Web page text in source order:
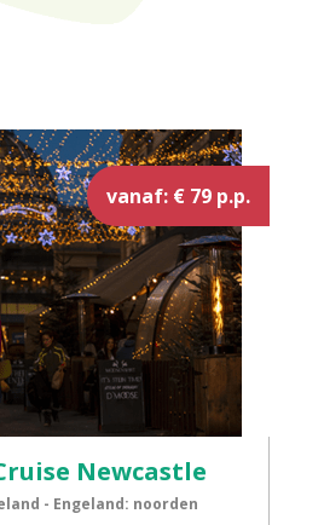
vanaf: € 79 p.p.
Newcastle
- Engeland: noorden